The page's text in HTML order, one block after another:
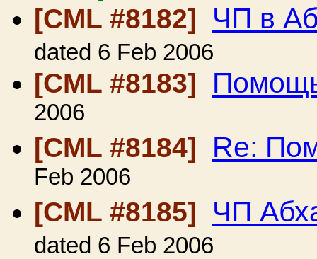
[CML #8182] ЧП в
dated 6 Feb 2006
[CML #8183]
2006
[CML #8184]
Re:
Feb 2006
[CML #8185]
ЧП
dated 6 Feb 2006